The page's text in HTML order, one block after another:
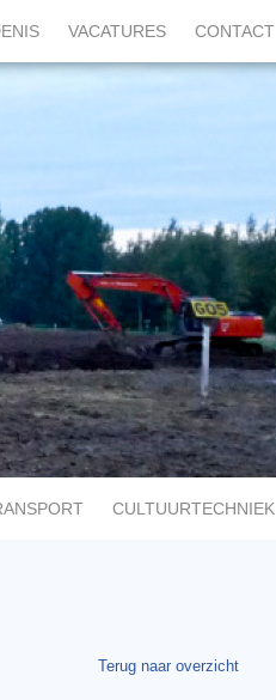
VACATURES CONTACT
CULTUURTECHNIEK
Terug naar overzicht